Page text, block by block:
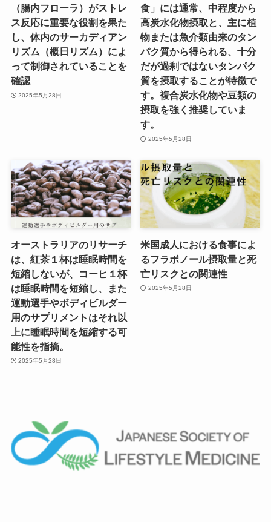
（腸内フローラ）がストレ
ス反応に重要な役割を果た
し、体内のサーカディアン
リズム（概日リズム）によ
って制御されていることを
確認
2025年5月28日
食」には通常、中程度から
高炭水化物摂取と、主に植
物または魚介類由来のタン
パク質から得られる、十分
だが過剰ではないタンパク
質を摂取することが特徴で
す。複合炭水化物や豆類の
摂取を強く推奨していま
す。
2025年5月28日
オーストラリアのリサーチ
は、紅茶１杯は睡眠時間を
短縮しないが、コーヒ１杯
は睡眠時間を短縮し、また
運動選手やボディビルダー
用のサプリメントはそれ以
上に睡眠時間を短縮する可
能性を指摘。
2025年5月28日
米国成人における食事によ
るフラボノール摂取量と死
亡リスクとの関連性
2025年5月28日